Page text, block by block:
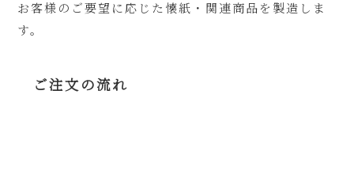
お客様のご要望に応じた懐紙・関連商品を製造しま
す。
ご注文の流れ